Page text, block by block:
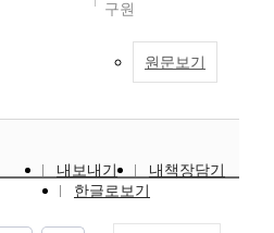
구원
원문보기
내보내기
내책장담기
한글로보기